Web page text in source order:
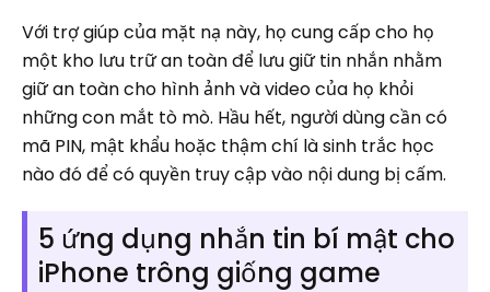
Với trợ giúp của mặt nạ này, họ cung cấp cho họ
một kho lưu trữ an toàn để lưu giữ tin nhắn nhằm
giữ an toàn cho hình ảnh và video của họ khỏi
những con mắt tò mò. Hầu hết, người dùng cần có
mã PIN, mật khẩu hoặc thậm chí là sinh trắc học
nào đó để có quyền truy cập vào nội dung bị cấm.
5 ứng dụng nhắn tin bí mật cho
iPhone trông giống game